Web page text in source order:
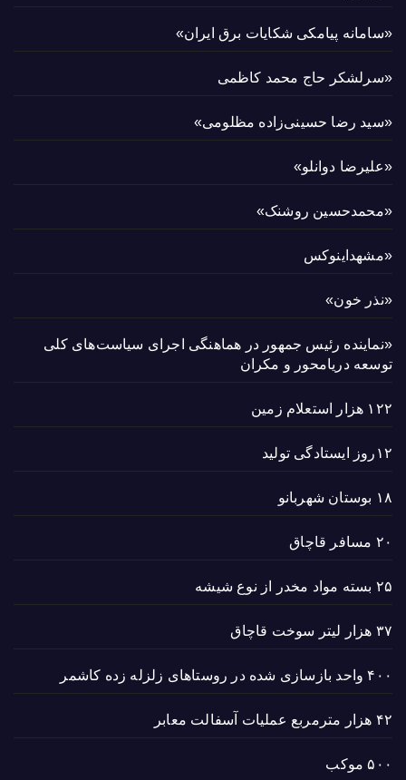
«سامانه پیامکی شکایات برق ایران»
«سرلشکر حاج محمد کاظمی
«سید رضا حسینی‌زاده مظلومی»
«علیرضا دوانلو»
«محمدحسین روشنک»
«مشهداینوکس
«نذر خون»
«نماینده رئیس جمهور در هماهنگی اجرای سیاست‌های کلی
توسعه دریامحور و مکران
۱۲۲ هزار استعلام زمین
۱۲روز ایستادگی تولید
۱۸ بوستان شهربانو
۲۰ مسافر قاچاق
۲۵ بسته مواد مخدر از نوع شیشه
۳۷ هزار لیتر سوخت قاچاق
۴۰۰ واحد بازسازی شده در روستاهای زلزله زده کاشمر
۴۲ هزار مترمربع عملیات آسفالت معابر
۵۰۰ موکب